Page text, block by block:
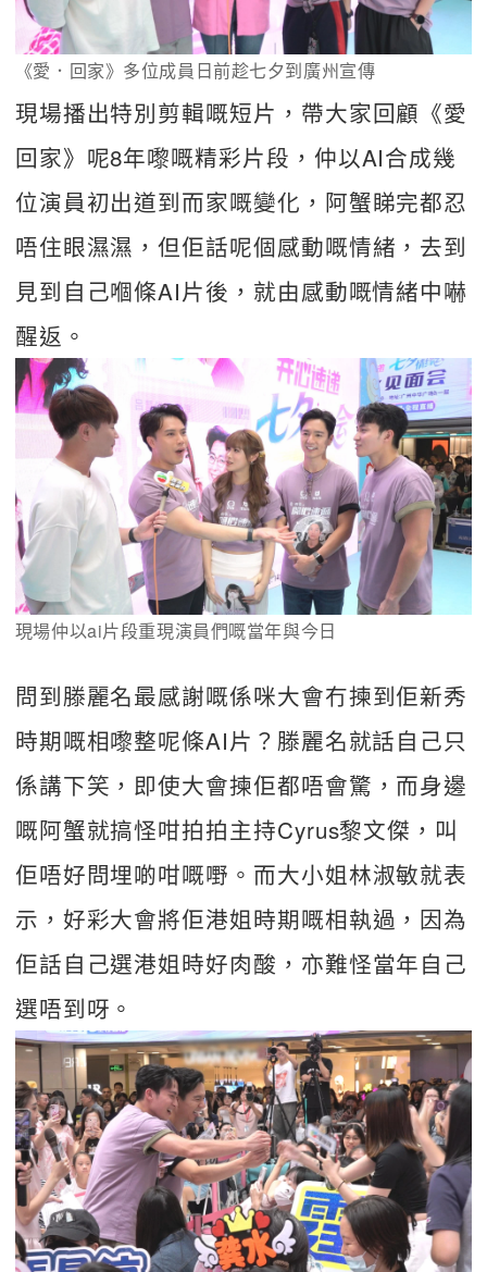
《愛．回家》多位成員日前趁七夕到廣州宣傳
現場播出特別剪輯嘅短片，帶大家回顧《愛
回家》呢8年嚟嘅精彩片段，仲以AI合成幾
位演員初出道到而家嘅變化，阿蟹睇完都忍
唔住眼濕濕，但佢話呢個感動嘅情緒，去到
見到自己嗰條AI片後，就由感動嘅情緒中嚇
醒返。
現場仲以ai片段重現演員們嘅當年與今日
問到滕麗名最感謝嘅係咪大會冇揀到佢新秀
時期嘅相嚟整呢條AI片？滕麗名就話自己只
係講下笑，即使大會揀佢都唔會驚，而身邊
嘅阿蟹就搞怪咁拍拍主持Cyrus黎文傑，叫
佢唔好問埋啲咁嘅嘢。而大小姐林淑敏就表
示，好彩大會將佢港姐時期嘅相執過，因為
佢話自己選港姐時好肉酸，亦難怪當年自己
選唔到呀。